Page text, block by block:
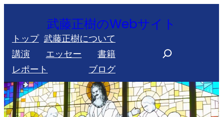
を
ス
キ
ッ
プ
武藤正樹のWebサイト
トップ 武藤正樹について
講演
エッセー
書籍
レポート
ブログ
r
c